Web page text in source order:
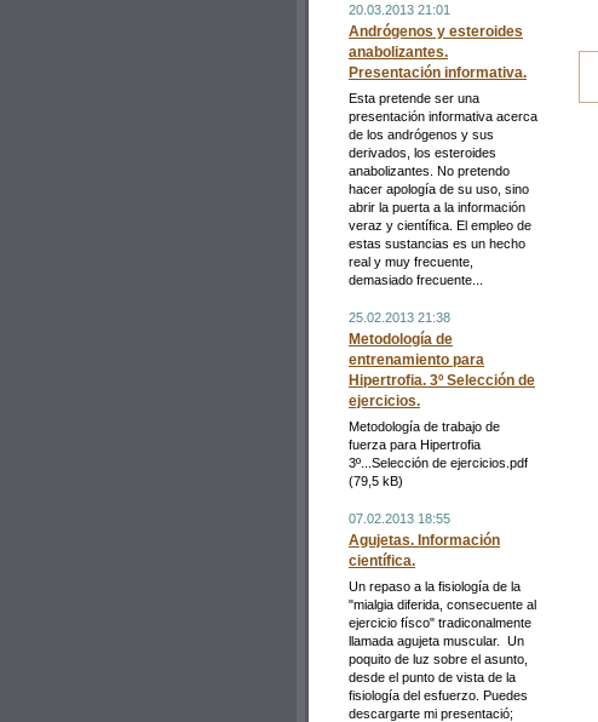
20.03.2013 21:01
Andrógenos y esteroides
anabolizantes.
Presentación informativa.
Esta pretende ser una
presentación informativa acerca
de los andrógenos y sus
derivados, los esteroides
anabolizantes. No pretendo
hacer apología de su uso, sino
abrir la puerta a la información
veraz y científica. El empleo de
estas sustancias es un hecho
real y muy frecuente,
demasiado frecuente...
25.02.2013 21:38
Metodología de
entrenamiento para
Hipertrofia. 3º Selección de
ejercicios.
Metodología de trabajo de
fuerza para Hipertrofia
3º...Selección de ejercicios.pdf
(79,5 kB)
07.02.2013 18:55
Agujetas. Información
científica.
Un repaso a la fisiología de la
"mialgia diferida, consecuente al
ejercicio físco" tradiconalmente
llamada agujeta muscular. Un
poquito de luz sobre el asunto,
desde el punto de vista de la
fisiología del esfuerzo. Puedes
descargarte mi presentació;